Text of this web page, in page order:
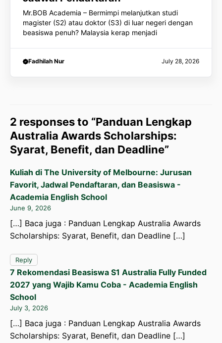
Mr.BOB Academia – Bermimpi melanjutkan studi
magister (S2) atau doktor (S3) di luar negeri dengan
beasiswa penuh? Malaysia kerap menjadi
Fadhilah Nur July 28, 2026
2 responses to “Panduan Lengkap
Australia Awards Scholarships:
Syarat, Benefit, dan Deadline”
Kuliah di The University of Melbourne: Jurusan
Favorit, Jadwal Pendaftaran, dan Beasiswa -
Academia English School
June 9, 2026
[…] Baca juga : Panduan Lengkap Australia Awards
Scholarships: Syarat, Benefit, dan Deadline […]
Reply
7 Rekomendasi Beasiswa S1 Australia Fully Funded
2027 yang Wajib Kamu Coba - Academia English
School
July 3, 2026
[…] Baca juga : Panduan Lengkap Australia Awards
Scholarships: Syarat, Benefit, dan Deadline […]